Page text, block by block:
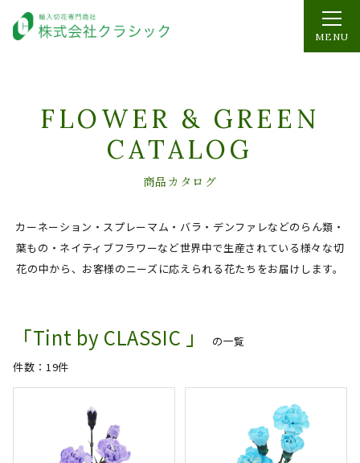
MENU
FLOWER & GREEN
CATALOG
商品カタログ
カーネーション・スプレーマム・バラ・デンファレなどのらん類・
葉もの・ネイティブフラワーなど世界中で生産されている様々な切
花の中から、お客様のニーズに応えられる花たちをお届けします。
「Tint by CLASSIC 」
の一覧
件数：19件